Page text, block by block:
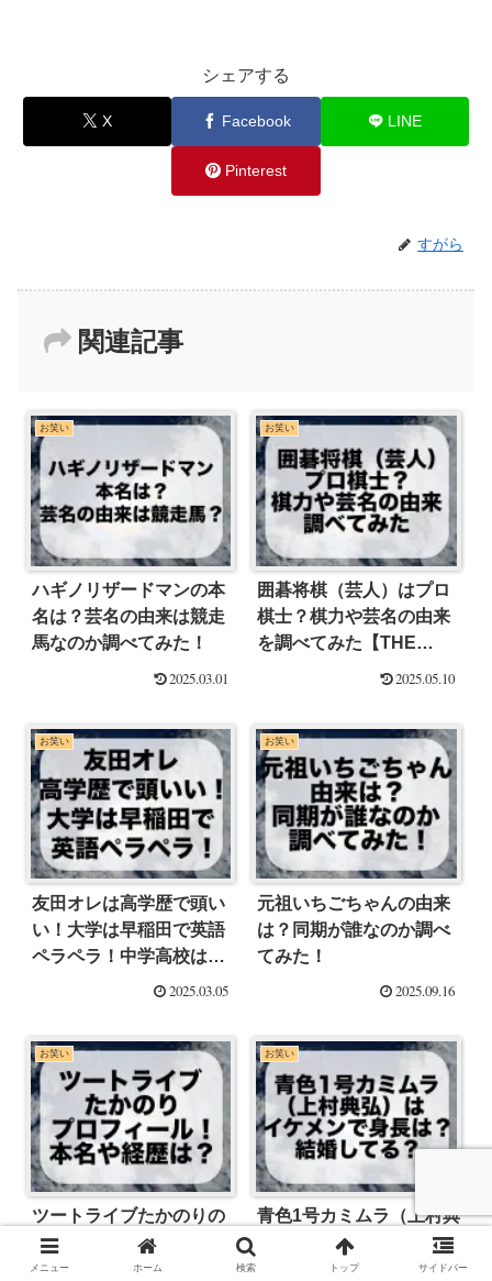
シェアする
X Facebook LINE
Pinterest
すがら
関連記事
お笑い
ハギノリザードマンの本
名は？芸名の由来は競走
馬なのか調べてみた！
2025.03.01
お笑い
囲碁将棋（芸人）はプロ
棋士？棋力や芸名の由来
を調べてみた【THE
2025.05.10
お笑い
友田オレは高学歴で頭い
い！大学は早稲田で英語
ペラペラ！中学高校はど
こ？【R-1グランプリ2025.03.05
お笑い
元祖いちごちゃんの由来
は？同期が誰なのか調べ
てみた！
2025.09.16
お笑い
ツートライブたかのりの
プロフィール！本名や経
歴について調査！【THE
お笑い
青色1号カミムラ（上村典
弘）はイケメンで身長
は？結婚してる？【キン
メニュー ホーム 検索 トップ サイドバー